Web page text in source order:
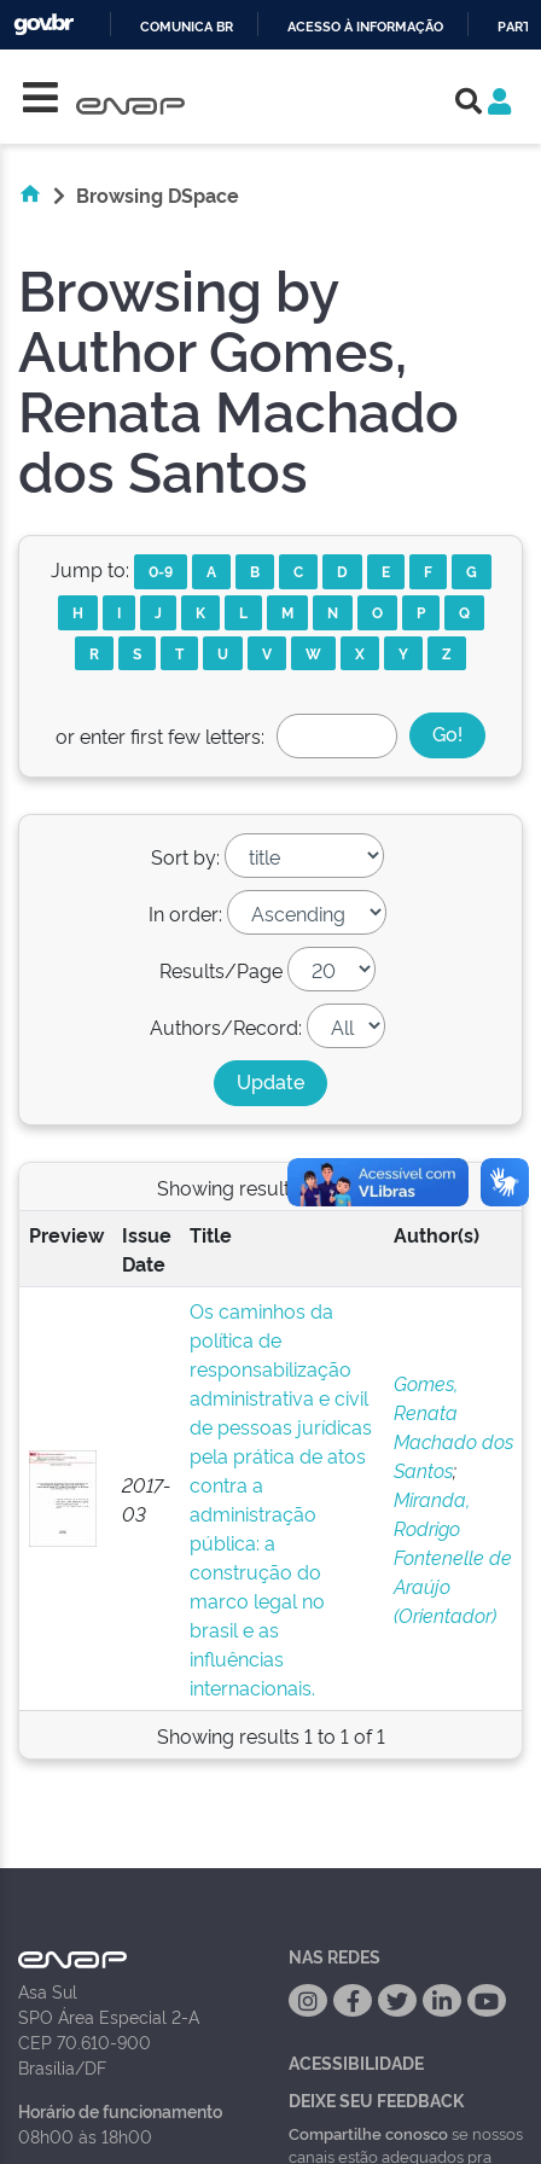
COMUNICA BR ACESSO À INFORMAÇÃO
Browsing DSpace
Browsing by
Author Gomes,
Renata Machado
dos Santos
Jump to: 0-9 A B C D E F
G
H
I J K L M N O P
Q
R
S T U V W X Y Z
or enter first few letters:
Sort by:
In order:
Results/Page
Authors/Record:
Showing results 1 to 1 of 1
Preview
Issue
Date
Title Author(s)
2017-
03
Os caminhos da
política de
responsabilização
administrativa e civil
de pessoas jurídicas
pela prática de atos
contra a
administração
pública: a
construção do
marco legal no
brasil e as
influências
internacionais.
Gomes,
Renata
Machado dos
Santos;
Miranda,
Rodrigo
Fontenelle de
Araújo
(Orientador)
Showing results 1 to 1 of 1
Asa Sul
SPO Área Especial 2-A
CEP 70.610-900
Brasília/DF
Horário de funcionamento
08h00 às 18h00
NAS REDES
ACESSIBILIDADE
DEIXE SEU FEEDBACK
Compartilhe conoscose nossos
canais estão adequados pra